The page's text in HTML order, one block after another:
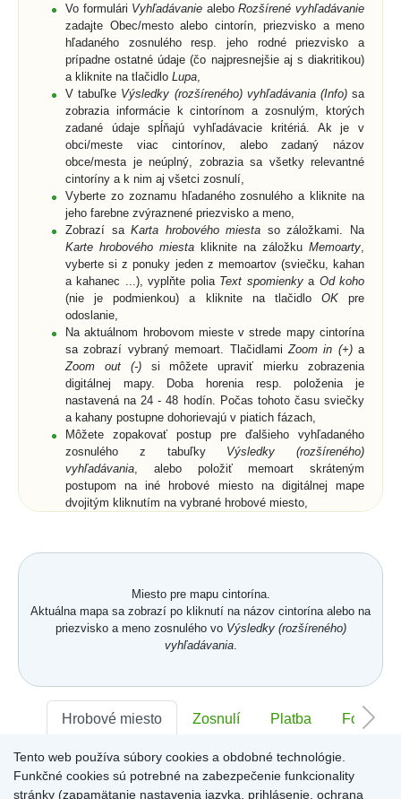
Vo formulári Vyhľadávanie aleboRozšírené vyhľadávanie
zadajte Obec/mesto alebo cintorín, priezvisko a meno
hľadaného zosnulého resp. jeho rodné priezvisko a
prípadne ostatné údaje (čo najpresnejšie aj s diakritikou)
a kliknite na tlačidlo Lupa
V tabuľke Výsledky (rozšíreného) vyhľadávania (Info)sa
zobrazia informácie k cintorínom a zosnulým, ktorých
zadané údaje spĺňajú vyhľadávacie kritériá. Ak je v
obci/meste viac cintorínov, alebo zadaný názov
obce/mesta je neúplný, zobrazia sa všetky relevantné
cintoríny a k nim aj všetci zosnulí,
Vyberte zo zoznamu hľadaného zosnulého a kliknite na
jeho farebne zvýraznené priezvisko a meno,
Zobrazí saKarta hrobového miesta so záložkami. Na
Karte hrobového miesta kliknite na záložku Memoarty
vyberte si z ponuky jeden z memoartov (sviečku, kahan
a kahanec ...), vyplňte polia Text spomienkya Od koho
(nie je podmienkou) a kliknite na tlačidlo OKpre
odoslanie,
Na aktuálnom hrobovom mieste v strede mapy cintorína
sa zobrazí vybraný memoart. Tlačidlami Zoom in (+)a
Zoom out (-)si môžete upraviť mierku zobrazenia
digitálnej mapy. Doba horenia resp. položenia je
nastavená na 24 - 48 hodín. Počas tohoto času sviečky
a kahany postupne dohorievajú v piatich fázach,
Môžete zopakovať postup pre ďalšieho vyhľadaného
zosnulého z tabuľky Výsledky (rozšíreného)
vyhľadávania , alebo položiť memoart skráteným
postupom na iné hrobové miesto na digitálnej mape
dvojitým kliknutím na vybrané hrobové miesto,
mape, nemusíte vyplniť poleText spomienkyaOd koho,
text nad memoartami, alebo cez ikonu
Miesto pre mapu cintorína.
Aktuálna mapa sa zobrazí po kliknutí na názov cintorína alebo na
priezvisko a meno zosnulého vo Výsledky (rozšíreného)
vyhľadávania.
Hrobové miesto Zosnulí Platba Foto
Sektor:- Rad:- Číslo:-
Tento web používa súbory cookies a obdobné technológie.
Funkčné cookies sú potrebné na zabezpečenie funkcionality
stránky (zapamätanie nastavenia jazyka, prihlásenie, ochrana